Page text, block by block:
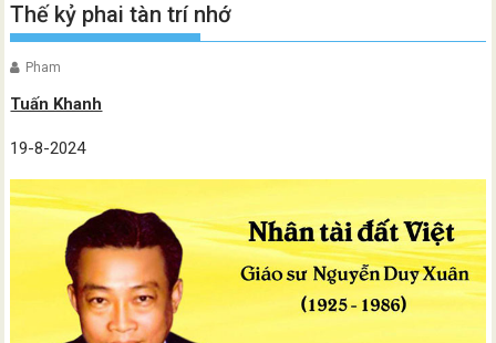
Thế kỷ phai tàn trí nhớ
Pham
Tuấn Khanh
19-8-2024